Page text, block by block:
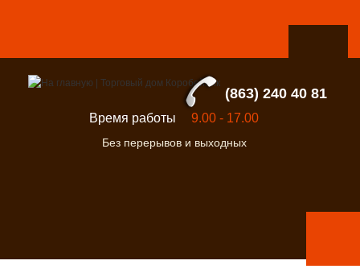
(863) 240 40 81
Время работы 9.00 - 17.00
Без перерывов и выходных